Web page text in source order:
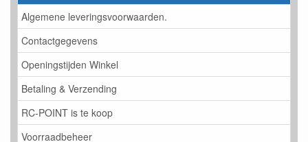
Algemene leveringsvoorwaarden.
Contactgegevens
Openingstijden Winkel
Betaling & Verzending
RC-POINT is te koop
Voorraadbeheer